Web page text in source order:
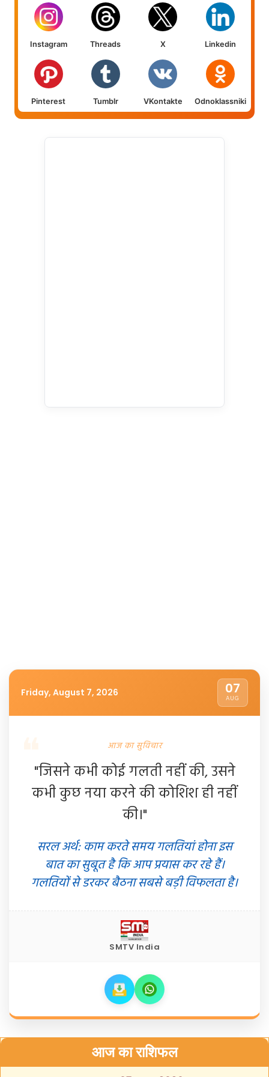
Instagram Threads X Linkedin
Pinterest Tumblr VKontakte Odnoklassniki
Friday, August 7, 2026 07
AUG
आज का सुविचार
"जिसने कभी कोई गलती नहीं की, उसने
कभी कुछ नया करने की कोशिश ही नहीं
की।"
सरल अर्थ: काम करते समय गलतियां होना इस
बात का सुबूत है कि आप प्रयास कर रहे हैं।
गलतियों से डरकर बैठना सबसे बड़ी विफलता है।
SMTV India
आज का राशिफल